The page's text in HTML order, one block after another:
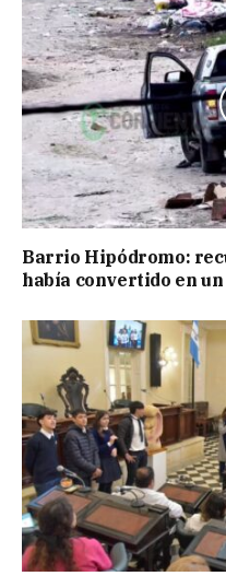
Barrio Hipódromo:
había convertido en